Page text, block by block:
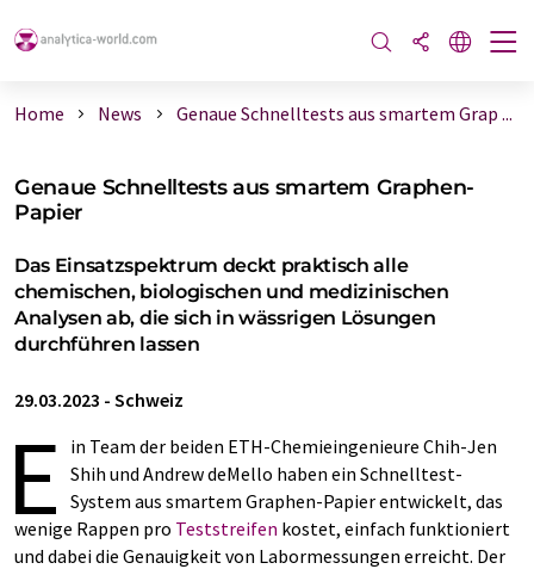
Home News Genaue Schnelltests aus smartem Grap ...
Genaue Schnelltests aus smartem Graphen-
Papier
Das Einsatzspektrum deckt praktisch alle
chemischen, biologischen und medizinischen
Analysen ab, die sich in wässrigen Lösungen
durchführen lassen
29.03.2023 - Schweiz
E
in Team der beiden ETH-​Chemieingenieure Chih-​Jen
Shih und Andrew deMello haben ein Schnelltest-​
System aus smartem Graphen-​Papier entwickelt, das
wenige Rappen pro Teststreifen kostet, einfach funktioniert
und dabei die Genauigkeit von Labormessungen erreicht. Der